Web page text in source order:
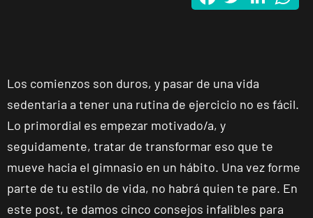
Los comienzos son duros, y pasar de una vida
sedentaria a tener una rutina de ejercicio no es fácil.
Lo primordial es empezar motivado/a, y
seguidamente, tratar de transformar eso que te
mueve hacia el gimnasio en un hábito. Una vez forme
parte de tu estilo de vida, no habrá quien te pare. En
este post, te damos cinco consejos infalibles para